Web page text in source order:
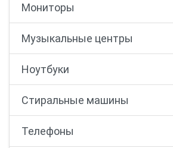
Мониторы
Музыкальные центры
Ноутбуки
Стиральные машины
Телефоны